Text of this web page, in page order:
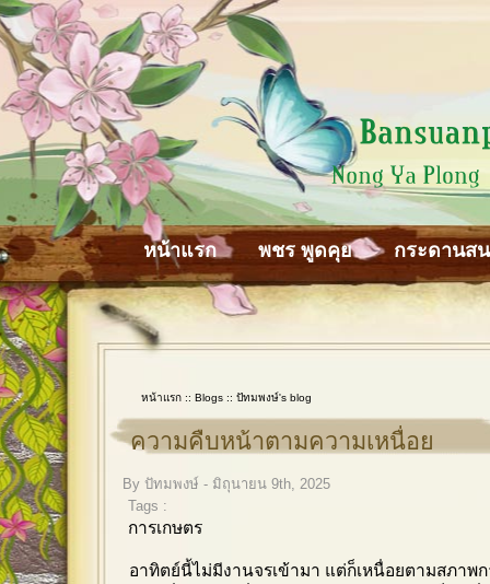
หน้าแรก พชร พูดคุย กระดานส
หน้าแรก :: Blogs :: ปัทมพงษ์'s blog
ความคืบหน้าตามความเหนื่อย
By ปัทมพงษ์ - มิถุนายน 9th, 2025
Tags :
การเกษตร
อาทิตย์นี้ไม่มีงานจรเข้ามา แต่ก็เหนื่อยตามสภาพ